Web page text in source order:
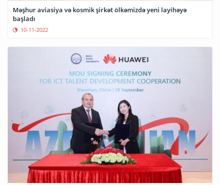
Məşhur aviasiya və kosmik şirkət ölkəmizdə yeni layihəyə
başladı
10-11-2022